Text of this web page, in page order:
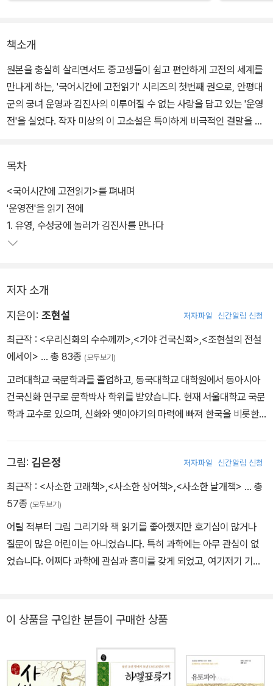
책소개
원본을 충실히 살리면서도 중고생들이 쉽고 편안하게 고전의 세계를
만나게 하는, '국어시간에 고전읽기' 시리즈의 첫번째 권으로, 안평대
군의 궁녀 운영과 김진사의 이루어질 수 없는 사랑을 담고 있는 '운영
전'을 실었다. 작자 미상의 이 고소설은 특이하게 비극적인 결말을 맞
소설에 대한 이해를 높이기 위해, 안평대군과의 인터뷰, 한시의 특징,
궁녀의 삶 등을 실었다. 동양화 풍의 일러스트는 운영과 김진사의 신
분을 뛰어넘는 절절한 사랑을 더욱 아름답게 느끼도록 한다. 한문으
로 씌어진 원본을 우리말로 매끄럽게 번역해, 한문에 취약한 청소년
들이 더욱 쉽게 고전의 세계에 다가갈 수 있다.
목차
<국어시간에 고전읽기>를 펴내며
'운영전'을 읽기 전에
1. 유영, 수성궁에 놀러가 김진사를 만나다
저자 소개
지은이: 조현설 저자파일 신간알림 신청
최근작 : <우리신화의 수수께끼>,<가야 건국신화>,<조현설의 전설
에세이> … 총 83종 (모두보기)
고려대학교 국문학과를 졸업하고, 동국대학교 대학원에서 동아시아
건국신화 연구로 문학박사 학위를 받았습니다. 현재 서울대학교 국문
학과 교수로 있으며, 신화와 옛이야기의 마력에 빠져 한국을 비롯한
청전》 《유충렬전》 《전우치전》 등을 풀어썼고, 어른들을 위한 한국신
화 안내서 《우리 신화의 수수께끼》를 펴내기도 했습니다.
그림: 김은정 저자파일 신간알림 신청
최근작 : <사소한 고래책>,<사소한 상어책>,<사소한 날개책> … 총
57종 (모두보기)
어릴 적부터 그림 그리기와 책 읽기를 좋아했지만 호기심이 많거나
질문이 많은 어린이는 아니었습니다. 특히 과학에는 아무 관심이 없
었습니다. 어쩌다 과학에 관심과 흥미를 갖게 되었고, 여기저기 기웃
1, 2》, 《수성궁 담장이 저리 높은들》, 《우리 집 막걸리》 등의 책에 그
《사소한 꿀벌책》, 《사소한 날개책》, 《사소한 상어책》에 글을 쓰고 그
림을 그렸습니다.
이 상품을 구입한 분들이 구매한 상품